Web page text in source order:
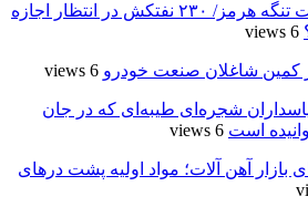
آخرین وضعیت تنگه هرمز/ ۲۳۰ نفتکش در انتظار اجازه
6 views
کمین شاغلان صنعت خودرو 6 views
شجره‌ای طیبه‌ای که در جان
است 6 views
بازار آهن آلات؛ مواد اولیه پشت درهای